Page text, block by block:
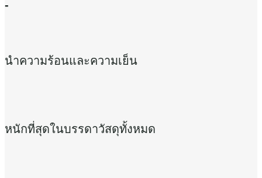
-
นำความร้อนและความเย็น
หนักที่สุดในบรรดาวัสดุทั้งหมด